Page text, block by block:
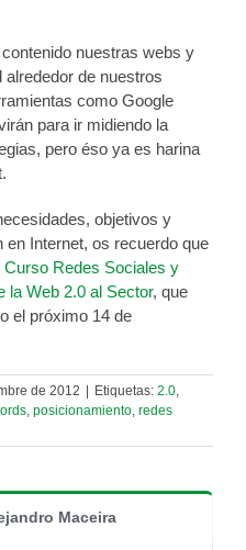
nuestras webs y
de nuestros
como Google
para ir midiendo la
pero éso ya es harina
objetivos y
en Internet, os recuerdo que
Curso Redes Sociales y
la Web 2.0 al Sector, que
el próximo 14 de
de 2012 Etiquetas: 2.0,
, posicionamiento, redes
Maceira